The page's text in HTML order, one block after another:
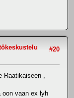
#20
Raatikaiseen ,
oon vaan ex lyh